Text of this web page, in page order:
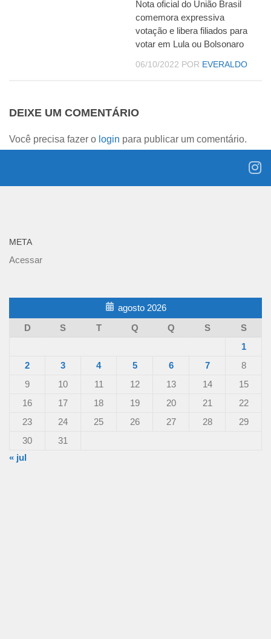
Nota oficial do União Brasil
comemora expressiva
votação e libera filiados para
votar em Lula ou Bolsonaro
06/10/2022 POR EVERALDO
DEIXE UM COMENTÁRIO
Você precisa fazer o login para publicar um comentário.
META
Acessar
agosto 2026
D
S T Q Q S
S
1
2
3 4 5 6 7
8
9
10 11 12 13 14
15
16
17 18 19 20 21
22
23
24 25 26 27 28
29
30
31
« jul